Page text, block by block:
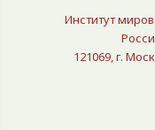
Институт
121069, г.